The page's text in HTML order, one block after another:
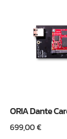
ORIA Dante
699,00€